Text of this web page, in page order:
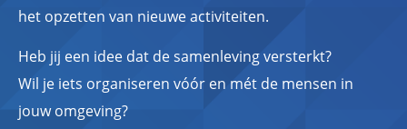
het opzetten van nieuwe activiteiten.
Heb jij een idee dat de samenleving versterkt?
Wil je iets organiseren vóór en mét de mensen in
jouw omgeving?